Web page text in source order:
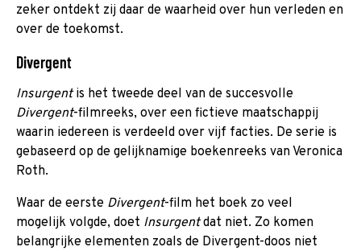
zeker ontdekt zij daar de waarheid over hun verleden en
over de toekomst.
Divergent
Insurgentis het tweede deel van de succesvolle
Divergent-filmreeks, over een fictieve maatschappij
waarin iedereen is verdeeld over vijf facties. De serie is
gebaseerd op de gelijknamige boekenreeks van Veronica
Roth.
Waar de eerste Divergent-film het boek zo veel
mogelijk volgde, doet Insurgentdat niet. Zo komen
belangrijke elementen zoals de Divergent-doos niet